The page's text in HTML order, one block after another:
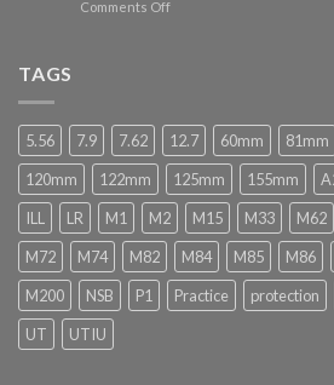
Nacionalnog
Usluge
2026
Comments Offon
u
postupku
„JAVNOG
NADMETANJA
–
LICITACIJA“
Za
prodaju
službenog
motornog
TAGS
5.56 7.9 7.62 12.7 60mm 81mm
120mm
122mm 125mm 155mm
ILL
LR M1 M2 M15 M33 M62
M72
M74 M82 M84 M85 M86
M200
NSB P1 Practice protection
UT
UTIU